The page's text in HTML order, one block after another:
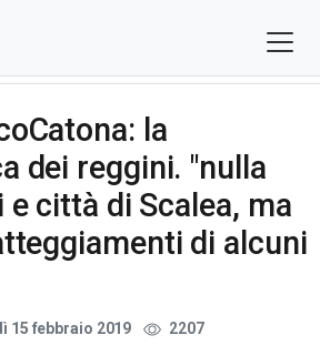
la
dei reggini. "nulla
città di Scalea, ma
di alcuni
15 febbraio 2019 2207